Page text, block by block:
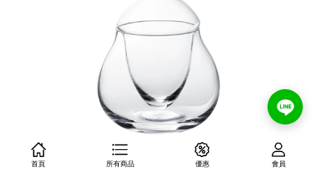
首頁 所有商品 優惠 會員